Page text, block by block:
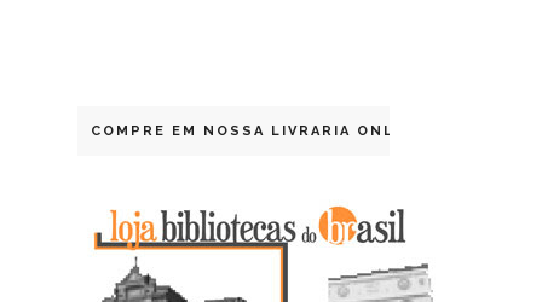
COMPRE EM NOSSA LIVRARIA ONLINE